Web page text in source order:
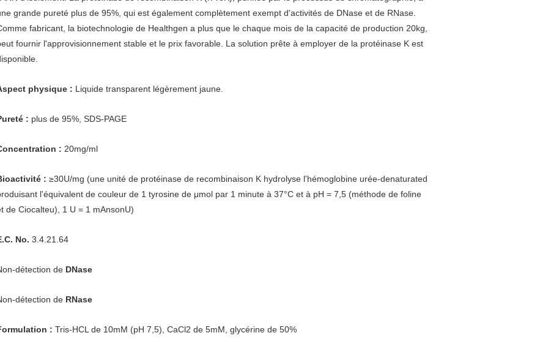
grande pureté plus de 95%, qui est également complètement exempt d'activités de DNase et de RNase.
fabricant, la biotechnologie de Healthgen a plus que le chaque mois de la capacité de production 20kg,
fournir l'approvisionnement stable et le prix favorable. La solution prête à employer de la protéinase K est
physique : Liquide transparent légèrement jaune.
: plus de 95%, SDS-PAGE
: 20mg/ml
: ≥30U/mg (une unité de protéinase de recombinaison K hydrolyse l'hémoglobine urée-denaturated
l'équivalent de couleur de 1 tyrosine de μmol par 1 minute à 37°C et à pH = 7,5 (méthode de foline
de Ciocalteu), 1 U = 1 mAnsonU)
No. 3.4.21.64
détection de DNase
détection de RNase
: Tris-HCL de 10mM (pH 7,5), CaCl2 de 5mM, glycérine de 50%